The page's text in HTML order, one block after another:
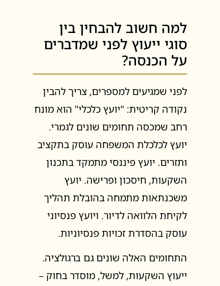
למה חשוב להבחין בין
סוגי ייעוץ לפני שמדברים
על הכנסה?
לפני שמגיעים למספרים, צריך להבין
נקודה קריטית: "יועץ כלכלי" הוא מונח
רחב שמכסה תחומים שונים לגמרי.
יועץ לכלכלת המשפחה עוסק בתקציב
ותזרים. יועץ פיננסי מתמקד בתכנון
השקעות, חיסכון ופרישה. יועץ
משכנתאות מתמחה בהובלת תהליך
לקיחת הלוואה לדיור. ויועץ פנסיוני
עוסק בהסדרת זכויות פנסיוניות.
התחומים האלה שונים גם ברגולציה.
ייעוץ השקעות, למשל, מוסדר בחוק –